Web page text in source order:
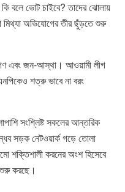
বলে ভোট চাইবে? তাদের ঝোলায়
মিথ্যা অভিযোগের তীর ছুঁড়তে শুরু
এবং জন-আস্থা। আওয়ামী লীগ
শত্রু ভাবে না বরং
সংশ্লিষ্ট সকলের আন্তরিক
সড়ক নেটওয়ার্ক গড়ে তোলা
শক্তিশালী করনের অংশ হিসেবে
করছে।